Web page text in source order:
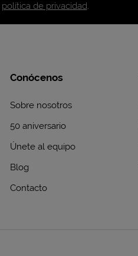
política de privacidad.
Conócenos
Sobre nosotros
50 aniversario
Únete al equipo
Blog
Contacto